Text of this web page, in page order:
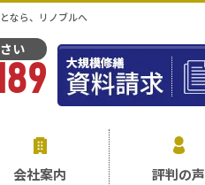
なら、リノブルへ
い
会社案内 評判の声